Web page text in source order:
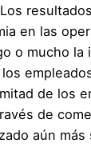
en las
o mucho la
de los
de
aún más